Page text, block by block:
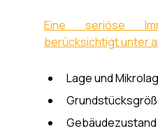
Eine seriöse
berücksichtigt unter
Lage und